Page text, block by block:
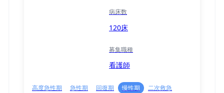
病床数
120床
募集職種
看護師
高度急性期 急性期 回復期 慢性期
二次救急